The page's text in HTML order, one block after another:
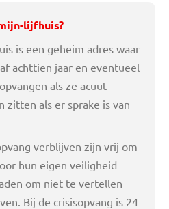
lijfhuis?
is een geheim adres waar
achttien jaar en eventueel
als ze acuut
zitten als er sprake is van
verblijven zijn vrij om
hun eigen veiligheid
om niet te vertellen
Bij de crisisopvang is 24